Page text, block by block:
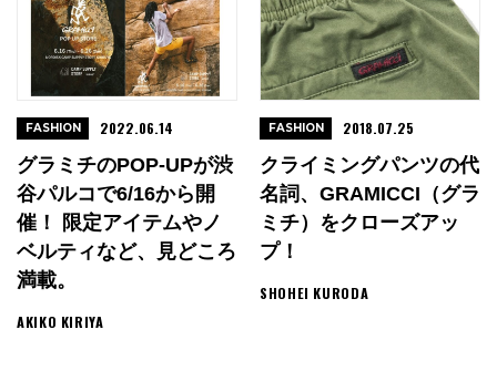
グラミチのPOP-UPが渋
谷パルコで6/16から開
催！ 限定アイテムやノ
ベルティなど、見どころ
満載。
AKIKO KIRIYA
FASHION 2022.06.14
クライミングパンツの代
名詞、GRAMICCI（グラ
ミチ）をクローズアッ
プ！
SHOHEI KURODA
FASHION 2018.07.25